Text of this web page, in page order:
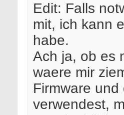
Edit: Falls
mit, ich kann
habe.
Ach ja, ob es
waere mir
Firmware
verwendest,